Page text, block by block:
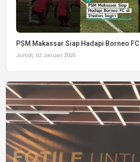
PSM Makassar Siap Hadapi Borneo
Jumat, 02 Januari 2026